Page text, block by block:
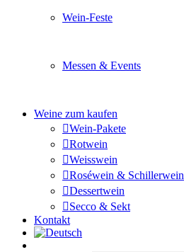
Wein-Feste
Messen & Events
Weine zum kaufen
Wein-Pakete
Rotwein
Weisswein
Roséwein & Schillerwein
Dessertwein
Secco & Sekt
Kontakt